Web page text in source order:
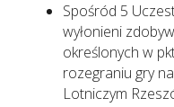
Spośród 5
wyłonieni
określonych w
rozegraniu gry
Lotniczym